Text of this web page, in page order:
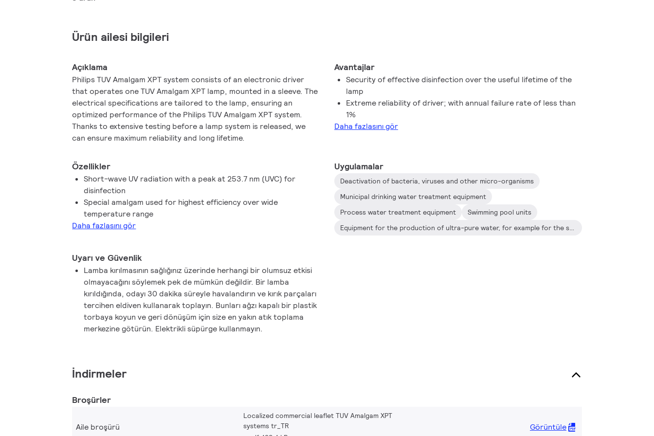
Ürün ailesi bilgileri
Açıklama
Philips TUV Amalgam XPT system consists of an electronic driver
that operates one TUV Amalgam XPT lamp, mounted in a sleeve. The
electrical specifications are tailored to the lamp, ensuring an
optimized performance of the Philips TUV Amalgam XPT system.
Thanks to extensive testing before a lamp system is released, we
can ensure maximum reliability and long lifetime.
Avantajlar
Security of effective disinfection over the useful lifetime of the
lamp
Extreme reliability of driver; with annual failure rate of less than
1%
Daha fazlasını gör
Özellikler
Short-wave UV radiation with a peak at 253.7 nm (UVC) for
disinfection
Special amalgam used for highest efficiency over wide
temperature range
Daha fazlasını gör
Uygulamalar
Deactivation of bacteria, viruses and other micro-organisms
Municipal drinking water treatment equipment
Process water treatment equipment
Swimming pool units
Equipment for the production of ultra-pure water, for example for the semiconductor, pharmaceuticals and cosmetics industry (ozone version)
Uyarı ve Güvenlik
Lamba kırılmasının sağlığınız üzerinde herhangi bir olumsuz etkisi
olmayacağını söylemek pek de mümkün değildir. Bir lamba
kırıldığında, odayı 30 dakika süreyle havalandırın ve kırık parçaları
tercihen eldiven kullanarak toplayın. Bunları ağzı kapalı bir plastik
torbaya koyun ve geri dönüşüm için size en yakın atık toplama
merkezine götürün. Elektrikli süpürge kullanmayın.
İndirmeler
Broşürler
Aile broşürü
Localized commercial leaflet TUV Amalgam XPT
systems tr_TR
Görüntüle